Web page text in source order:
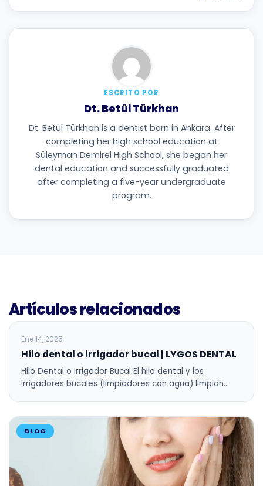
ESCRITO POR
Dt. Betül Türkhan
Dt. Betül Türkhan is a dentist born in Ankara. After
completing her high school education at
Süleyman Demirel High School, she began her
dental education and successfully graduated
after completing a five-year undergraduate
program.
Artículos relacionados
BLOG
Ene 14, 2025
Hilo dental o irrigador bucal | LYGOS DENTAL
Hilo Dental o Irrigador Bucal El hilo dental y los
irrigadores bucales (limpiadores con agua) limpian…
BLOG